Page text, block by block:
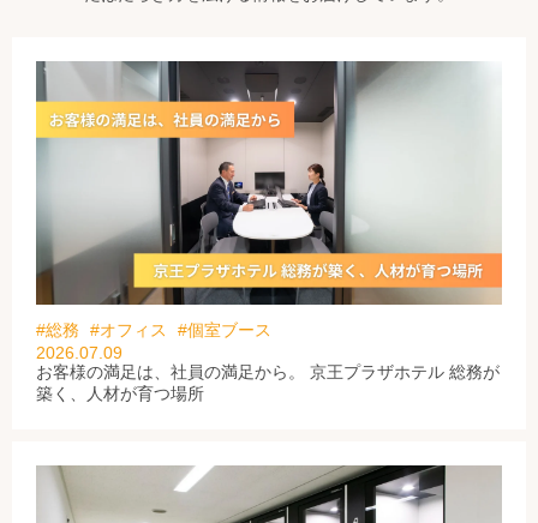
#総務 #オフィス
#個室ブース
2026.07.09
お客様の満足は、社員の満足から。 京王プラザホテル 総務が
築く、人材が育つ場所